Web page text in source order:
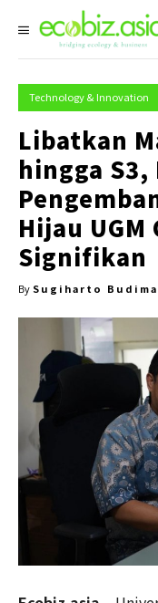
Technology & Innovation
Libatkan
hingga S3,
Hijau UGM
Signifikan
By Sugiharto